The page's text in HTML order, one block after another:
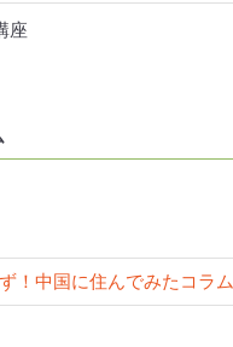
座
！中国に住んでみたコラム